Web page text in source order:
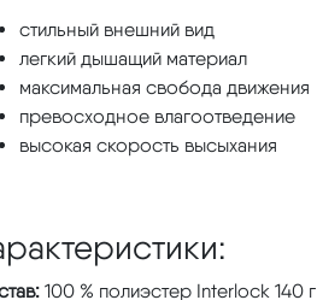
стильный внешний вид
легкий дышащий материал
максимальная свобода движения
превосходное влагоотведение
высокая скорость высыхания
100 % полиэстер Interlock 140 г